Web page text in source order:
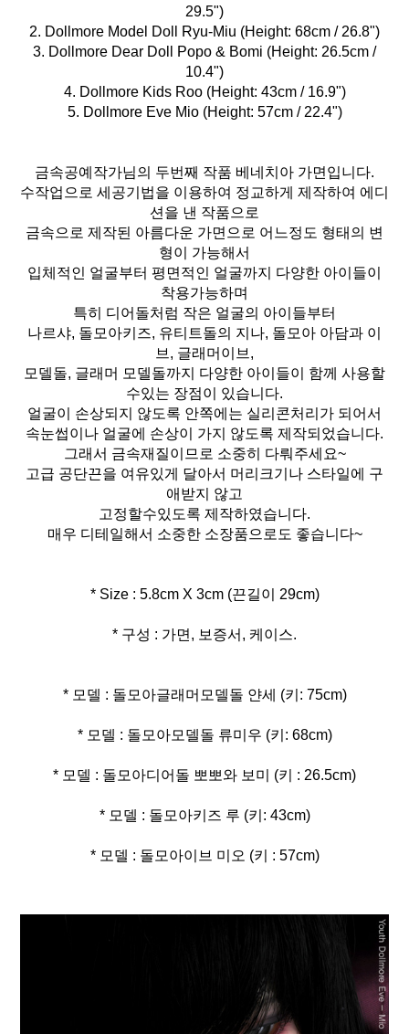
29.5")
2. Dollmore Model Doll Ryu-Miu (Height: 68cm / 26.8")
3. Dollmore Dear Doll Popo & Bomi (Height: 26.5cm /
10.4")
4. Dollmore Kids Roo (Height: 43cm / 16.9")
5. Dollmore Eve Mio (Height: 57cm / 22.4")
금속공예작가님의 두번째 작품 베네치아 가면입니다.
수작업으로 세공기법을 이용하여 정교하게 제작하여 에디
션을 낸 작품으로
금속으로 제작된 아름다운 가면으로 어느정도 형태의 변
형이 가능해서
입체적인 얼굴부터 평면적인 얼굴까지 다양한 아이들이
착용가능하며
특히 디어돌처럼 작은 얼굴의 아이들부터
나르샤, 돌모아키즈, 유티트돌의 지나, 돌모아 아담과 이
브, 글래머이브,
모델돌, 글래머 모델돌까지 다양한 아이들이 함께 사용할
수있는 장점이 있습니다.
얼굴이 손상되지 않도록 안쪽에는 실리콘처리가 되어서
속눈썹이나 얼굴에 손상이 가지 않도록 제작되었습니다.
그래서 금속재질이므로 소중히 다뤄주세요~
고급 공단끈을 여유있게 달아서 머리크기나 스타일에 구
애받지 않고
고정할수있도록 제작하였습니다.
매우 디테일해서 소중한 소장품으로도 좋습니다~
* Size : 5.8cm X 3cm (끈길이 29cm)
* 구성 : 가면, 보증서, 케이스.
* 모델 : 돌모아글래머모델돌 얀세 (키: 75cm)
* 모델 : 돌모아모델돌 류미우 (키: 68cm)
* 모델 : 돌모아키즈 루 (키: 43cm)
* 모델 : 돌모아이브 미오 (키 : 57cm)